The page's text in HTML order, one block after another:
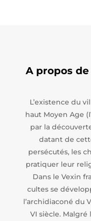
A propos
L’existence du
haut Moyen Age
par la
datant de
persécutés, les
pratiquer leur
Dans le Vexin
cultes se
l’archidiaconé du
VI siècle.